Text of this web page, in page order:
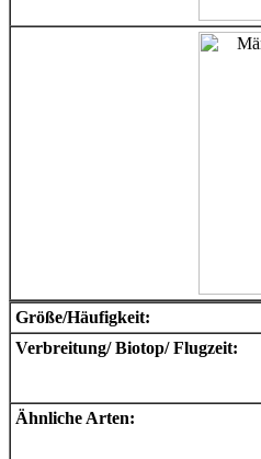
Größe/Häufigkeit:
Verbreitung/ Biotop/ Flugzeit:
Ähnliche Arten: